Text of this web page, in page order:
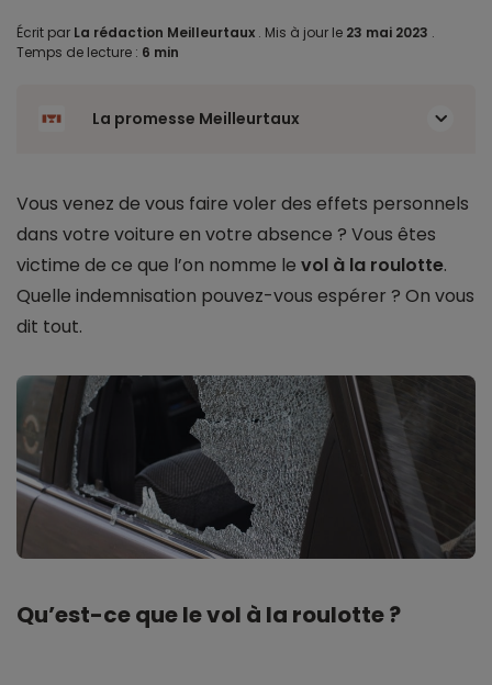
Écrit par La rédaction Meilleurtaux . Mis à jour le 23 mai 2023 .
Temps de lecture : 6 min
La promesse Meilleurtaux
Vous venez de vous faire voler des effets personnels
dans votre voiture en votre absence ? Vous êtes
victime de ce que l’on nomme le vol à la roulotte.
Quelle indemnisation pouvez-vous espérer ? On vous
dit tout.
Qu’est-ce que le vol à la roulotte ?